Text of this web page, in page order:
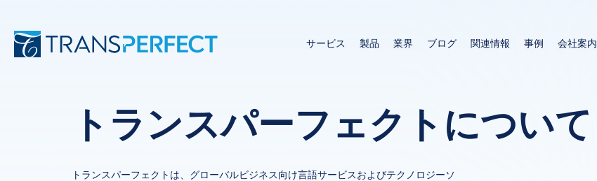
ン
ン
ツ
サービス 製品 業界 ブログ 関連情報 事例 会社案内
トランスパーフェクトについて
トランスパーフェクトは、グローバルビジネス向け言語サービスおよびテクノロジーソ